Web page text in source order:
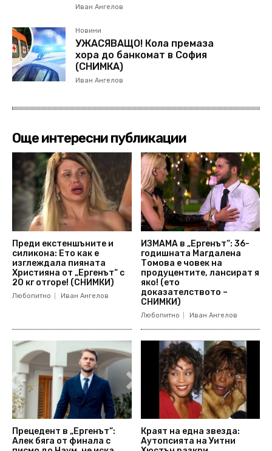
Иван Ангелов
Новини
УЖАСЯВАЩО! Кола премаза
хора до банкомат в София
(СНИМКА)
Иван Ангелов
Още интересни публикации
Преди екстеншъните и
силикона: Ето как е
изглеждала пияната
Християна от „Ергенът“ с
20 кг отгоре! (СНИМКИ)
Любопитно Иван Ангелов
ИЗМАМА в „Ергенът“: 36-
годишната Магдалена
Томова е човек на
продуцентите, лансират я
яко! (ето
доказателството –
СНИМКИ)
Любопитно Иван Ангелов
Прецедент в „Ергенът“:
Алек бяга от финала с
Краят на една звезда:
Аутопсията на Уитни